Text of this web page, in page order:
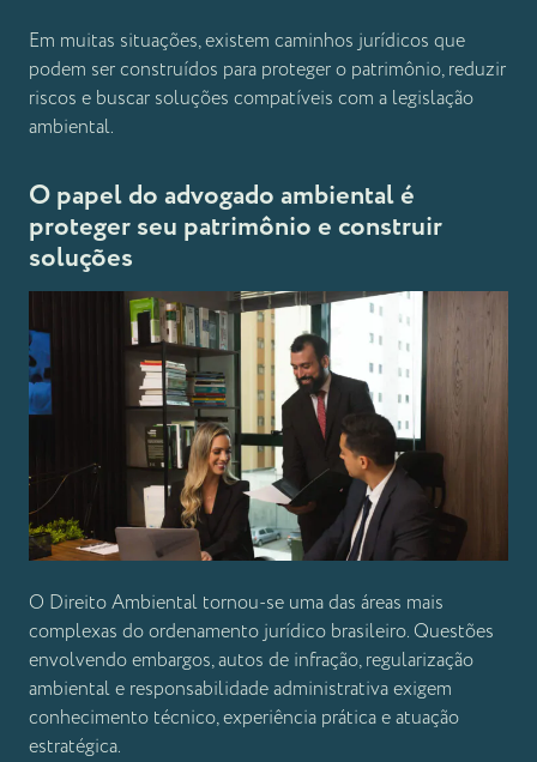
Em muitas situações, existem caminhos jurídicos que
podem ser construídos para proteger o patrimônio, reduzir
riscos e buscar soluções compatíveis com a legislação
ambiental.
O papel do advogado ambiental é
proteger seu patrimônio e construir
soluções
O Direito Ambiental tornou-se uma das áreas mais
complexas do ordenamento jurídico brasileiro. Questões
envolvendo embargos, autos de infração, regularização
ambiental e responsabilidade administrativa exigem
conhecimento técnico, experiência prática e atuação
estratégica.